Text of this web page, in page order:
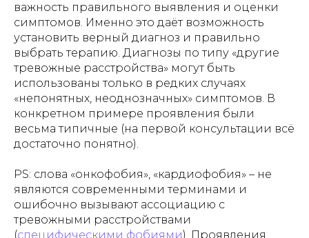
важность правильного выявления и оценки
симптомов. Именно это даёт возможность
установить верный диагноз и правильно
выбрать терапию. Диагнозы по типу «другие
тревожные расстройства» могут быть
использованы только в редких случаях
«непонятных, неоднозначных» симптомов. В
конкретном примере проявления были
весьма типичные (на первой консультации всё
достаточно понятно).
PS: слова «онкофобия», «кардиофобия» – не
являются современными терминами и
ошибочно вызывают ассоциацию с
тревожными расстройствами
(специфическими фобиями). Проявления